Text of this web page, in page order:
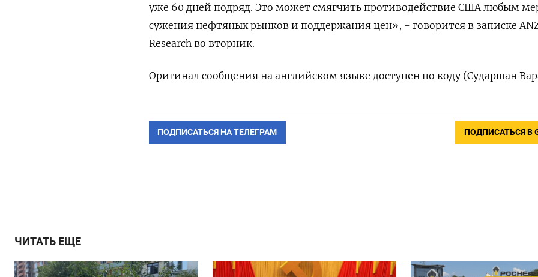
уже 60 дней подряд. Это может смягчить противодействие США любым
сужения нефтяных рынков и поддержания цен», - говорится в записке
Research во вторник.
Оригинал сообщения на английском языке доступен по коду (Сударшан
ПОДПИСАТЬСЯ НА ТЕЛЕГРАМ ПОДПИСАТЬСЯ В
ЧИТАТЬ ЕЩЕ